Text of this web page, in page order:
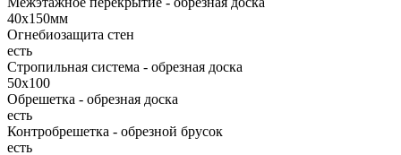
40х150мм
Огнебиозащита стен
есть
Стропильная система - обрезная доска
50х100
Обрешетка - обрезная доска
есть
Контробрешетка - обрезной брусок
есть